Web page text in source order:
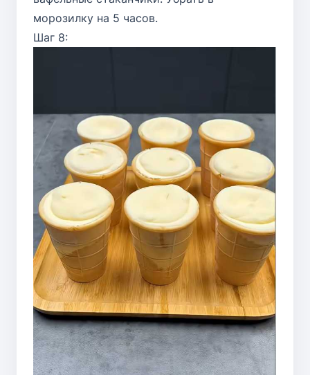
морозилку на 5 часов.
Шаг 8: